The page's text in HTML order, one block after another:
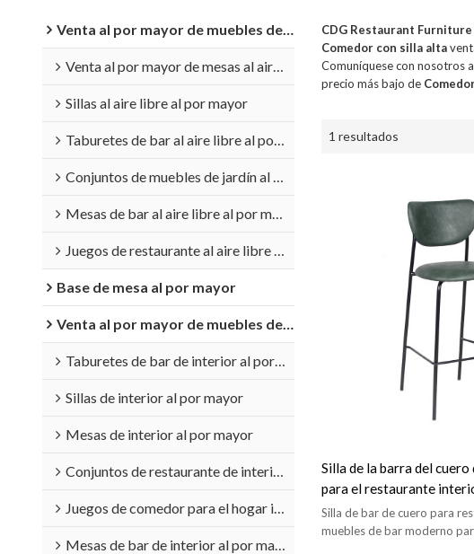
Venta al por mayor de muebles de exterior
Venta al por mayor de mesas al aire libre
Sillas al aire libre al por mayor
Taburetes de bar al aire libre al por mayor
Conjuntos de muebles de jardín al por mayor
Mesas de bar al aire libre al por mayor
Juegos de restaurante al aire libre al por mayor
Base de mesa al por mayor
Venta al por mayor de muebles de interior
Taburetes de bar de interior al por mayor
Sillas de interior al por mayor
Mesas de interior al por mayor
Conjuntos de restaurante de interior al por mayor
Juegos de comedor para el hogar interior al por mayor
Mesas de bar de interior al por mayor
CDG Restaurant
Comedor con silla alta
Comuníquese con nosotros
precio más bajo de
1 resultados
Silla de la barra del
para el restaurante
los bistró que cena los
Silla de bar de cuero para
muebles de bar moderno